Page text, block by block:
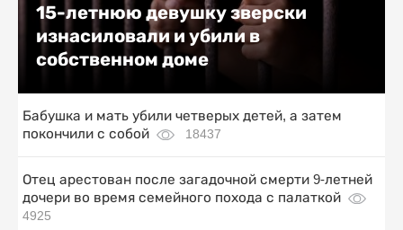
15-летнюю девушку зверски
изнасиловали и убили в
собственном доме
Бабушка и мать убили четверых детей, а затем
покончили с собой
18437
Отец арестован после загадочной смерти 9-летней
дочери во время семейного похода с палаткой
4925